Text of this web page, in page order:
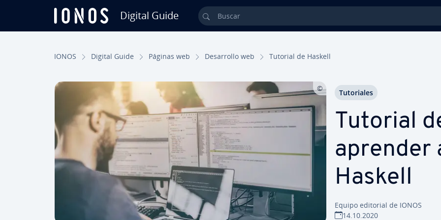
Digital Guide Buscar
IONOS Digital Guide Páginas web De­sa­rro­llo web Tutorial de Haskell
Tutorial
aprender
Haskell
Equipo editorial de IONOS
14.10.2020
Tu­to­ria­les